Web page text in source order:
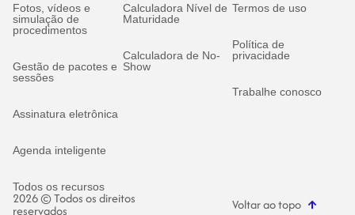
Fotos, vídeos e
simulação de
procedimentos
Gestão de pacotes e
sessões
Assinatura eletrônica
Agenda inteligente
Todos os recursos
Calculadora Nível de
Maturidade
Calculadora de No-
Show
Termos de uso
Política de
privacidade
Trabalhe conosco
2026 © Todos os direitos
reservados Voltar ao topo